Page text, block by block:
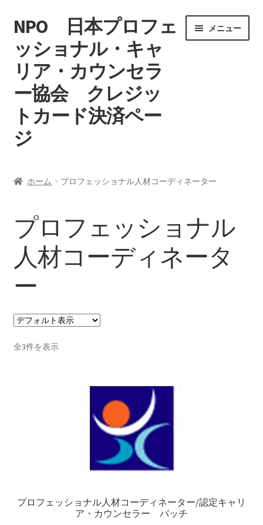
ナ
ビ
ゲ
ー
シ
ョ
ン
へ
ス
プ
コ
ン
テ
ン
ツ
へ
ス
キ
ッ
NPO 日本プロフェ
ッショナル・キャ
リア・カウンセラ
ー協会 クレジッ
トカード決済ペー
ジ
メニュー
特定商取引法に基づく表記
カート
支払い
プライバシーポリシー
ホーム プロフェッショナル人材コーディネーター
プロフェッショナル
人材コーディネータ
ー
全3件を表示
プロフェッショナル人材コーディネーター/認定キャリ
ア・カウンセラー バッチ